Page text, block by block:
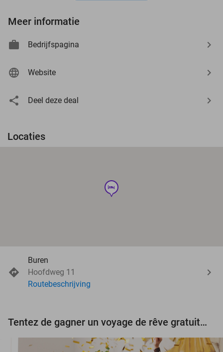
Meer informatie
Bedrijfspagina
Website
Deel deze deal
Locaties
hotel
Buren
Hoofdweg 11
Routebeschrijving
Tentez de gagner un voyage de rêve gratuit d'une valeur de 3.000 € !